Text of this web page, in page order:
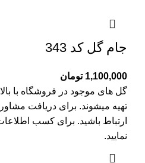
جام گل کد 343
1,100,000 تومان
گل های موجود در فروشگاه با
تهیه میشوند. برای دریافت
ارتباط باشید. برای کسب
نمایید.